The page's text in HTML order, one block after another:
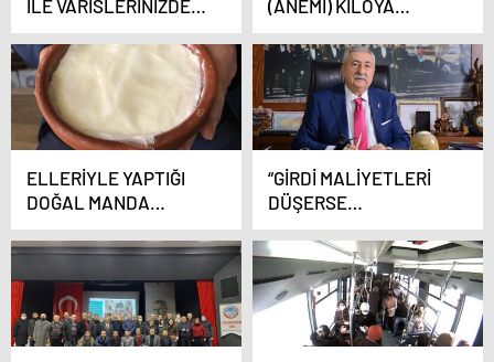
İLE VARİSLERİNİZDEN
AMELİYATSIZ
KURTULUN
(ANEMİ) KİLOYA
NEDEN OLABİLİYOR!
ELLERİYLE YAPTIĞI
DOĞAL MANDA
YOĞURDUNU
CUMHURBAŞKANI
ERDOĞANA İKRAM
ETMEK İSTİYOR
“GİRDİ MALİYETLERİ
DÜŞERSE
TEZGÂHLAR
RAHATLAR”